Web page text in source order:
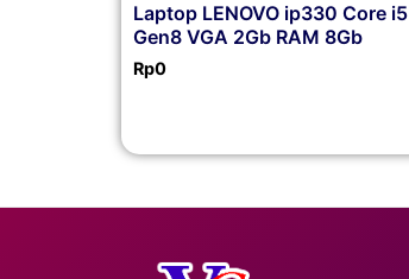
Laptop LENOVO ip330 Core i5
Gen8 VGA 2Gb RAM 8Gb
Rp0